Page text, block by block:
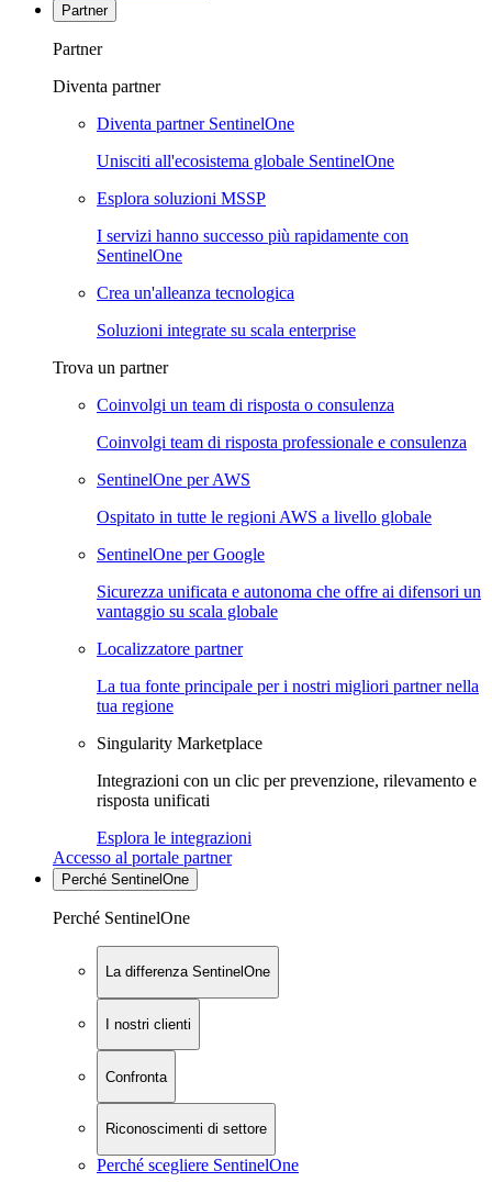
Partner
Partner
Diventa partner
Diventa partner SentinelOne
Unisciti all'ecosistema globale SentinelOne
Esplora soluzioni MSSP
I servizi hanno successo più rapidamente con
SentinelOne
Crea un'alleanza tecnologica
Soluzioni integrate su scala enterprise
Trova un partner
Coinvolgi un team di risposta o consulenza
Coinvolgi team di risposta professionale e consulenza
SentinelOne per AWS
Ospitato in tutte le regioni AWS a livello globale
SentinelOne per Google
Sicurezza unificata e autonoma che offre ai difensori un
vantaggio su scala globale
Localizzatore partner
La tua fonte principale per i nostri migliori partner nella
tua regione
Singularity Marketplace
Integrazioni con un clic per prevenzione, rilevamento e
risposta unificati
Esplora le integrazioni
Accesso al portale partner
Perché SentinelOne
Perché SentinelOne
La differenza SentinelOne
I nostri clienti
Confronta
Riconoscimenti di settore
Perché scegliere SentinelOne